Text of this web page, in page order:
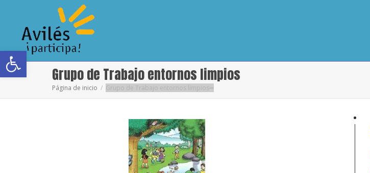
Abrir barra de herramientas
Grupo de Trabajo entornos limpios
Página de inicio Grupo de Trabajo entornos limpios